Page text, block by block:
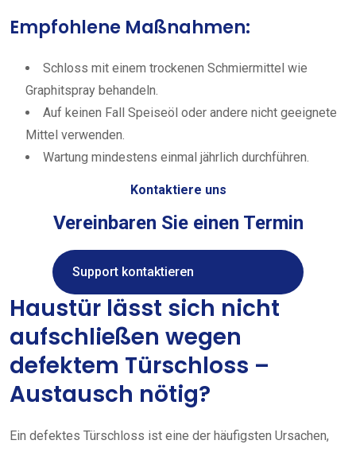
Empfohlene Maßnahmen:
Schloss mit einem trockenen Schmiermittel wie
Graphitspray behandeln.
Auf keinen Fall Speiseöl oder andere nicht geeignete
Mittel verwenden.
Wartung mindestens einmal jährlich durchführen.
Kontaktiere uns
Vereinbaren Sie einen Termin
Support kontaktieren
Haustür lässt sich nicht
aufschließen wegen
defektem Türschloss –
Austausch nötig?
Ein defektes Türschloss ist eine der häufigsten Ursachen,